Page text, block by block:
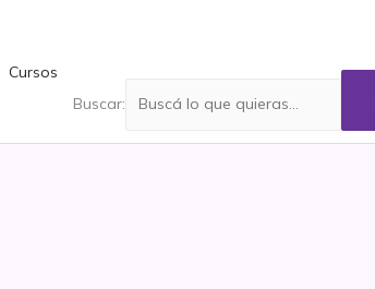
Cursos
Buscar: